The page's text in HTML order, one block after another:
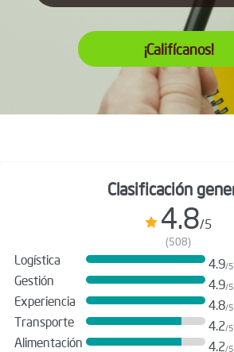
¡Califícanos!
Clasificación
4.8/5
(508)
Logística 4.9/5
Gestión 4.9/5
Experiencia 4.8/5
Transporte 4.2/5
Alimentación 4.2/5